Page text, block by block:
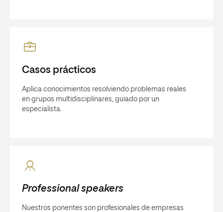
Casos prácticos
Aplica conocimientos resolviendo problemas reales
en grupos multidisciplinares, guiado por un
especialista.
Professional speakers
Nuestros ponentes son profesionales de empresas